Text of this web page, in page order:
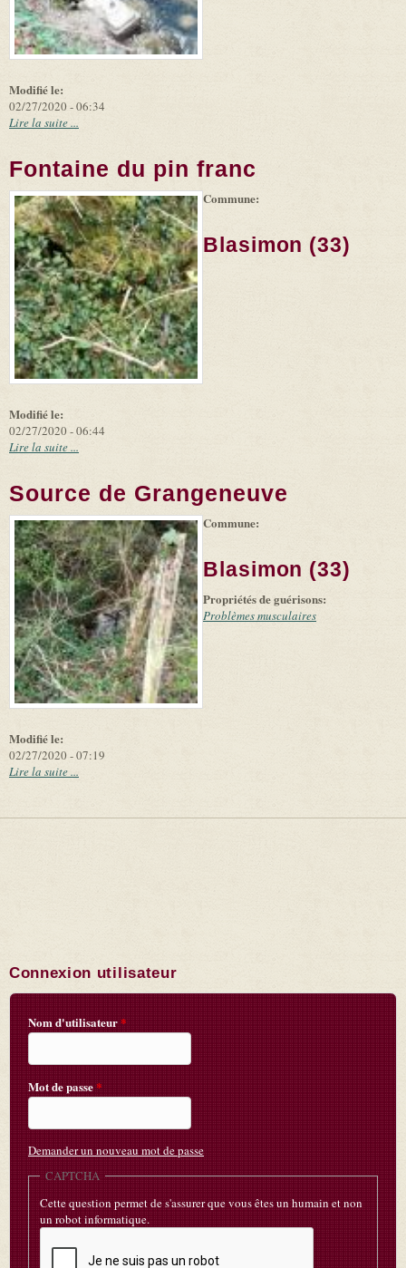
Modifié le:
02/27/2020 - 06:34
Lire la suite ...
Fontaine du pin franc
-
Leaflet (link is
|
Tiles
(link is
external)
©
Microsoft
and
suppliers
Modifié le:
02/27/2020 - 06:44
Commune:
Blasimon (33)
Lire la suite ...
Source de Grangeneuve
-
Leaflet (link is
|
Tiles
(link is
external)
©
Microsoft
and
suppliers
Modifié le:
02/27/2020 - 07:19
Commune:
Blasimon (33)
Propriétés de guérisons:
Problèmes musculaires
Lire la suite ...
Connexion utilisateur
Nom d'utilisateur*
Mot de passe*
Demander un nouveau mot de passe
CAPTCHA
Cette question permet de s'assurer que vous êtes un humain et non
un robot informatique.